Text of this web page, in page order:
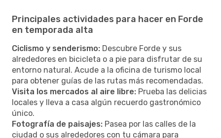
Principales actividades para hacer en Forde
en temporada alta
Ciclismo y senderismo: Descubre Forde y sus
alrededores en bicicleta o a pie para disfrutar de su
entorno natural. Acude a la oficina de turismo local
para obtener guías de las rutas más recomendadas.
Visita los mercados al aire libre: Prueba las delicias
locales y lleva a casa algún recuerdo gastronómico
único.
Fotografía de paisajes: Pasea por las calles de la
ciudad o sus alrededores con tu cámara para